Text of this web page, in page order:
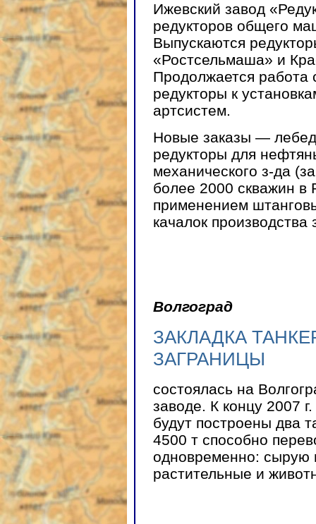
Ижевский завод
редукторов общего
Выпускаются
«Ростсельмаша» и
Продолжается
редукторы к
артсистем.
Новые заказы —
редукторы для
механического з-да
более 2000 скважин в
применением
качалок производства
Волгоград
ЗАКЛАДКА
ЗАГРАНИЦЫ
состоялась на
заводе. К концу 2007
будут построены два
4500 т способно
одновременно: сырую
растительные и